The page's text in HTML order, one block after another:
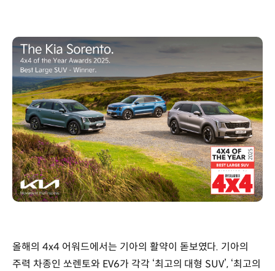
올해의 4x4 어워드에서는 기아의 활약이 돋보였다. 기아의
주력 차종인 쏘렌토와 EV6가 각각 ‘최고의 대형 SUV’, ‘최고의